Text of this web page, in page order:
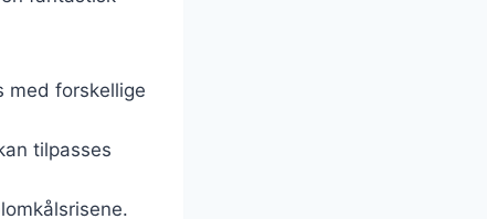
med forskellige
tilpasses